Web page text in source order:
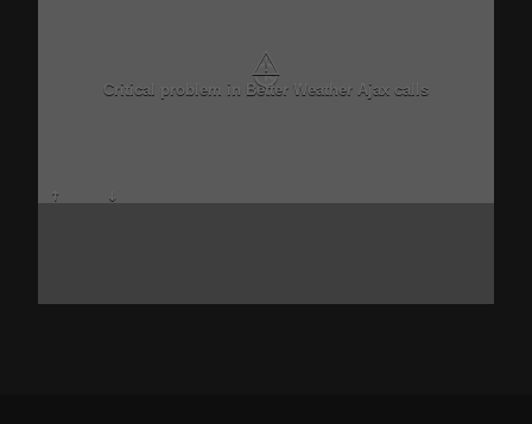
⚠
Critical problem in Better Weather Ajax calls